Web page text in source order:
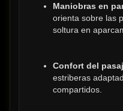
Maniobras en
orienta sobre las
soltura en
Confort del
estriberas
compartidos.